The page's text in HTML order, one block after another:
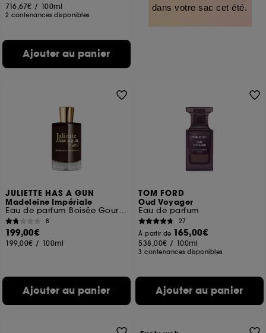
716,67€ / 100ml
2 contenances disponibles
Ajouter au panier
dans votre sac cet été.
JULIETTE HAS A GUN
Madeleine Impériale
Eau de parfum Boisée Gourmande
8
199,00€
199,00€ / 100ml
Ajouter au panier
TOM FORD
Oud Voyager
Eau de parfum
27
À partir de 165,00€
538,00€ / 100ml
3 contenances disponibles
Ajouter au panier